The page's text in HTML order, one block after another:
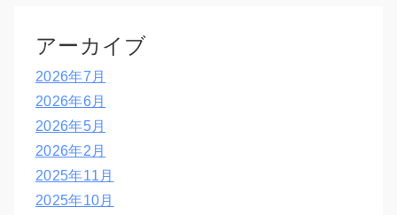
アーカイブ
2026年7月
2026年6月
2026年5月
2026年2月
2025年11月
2025年10月